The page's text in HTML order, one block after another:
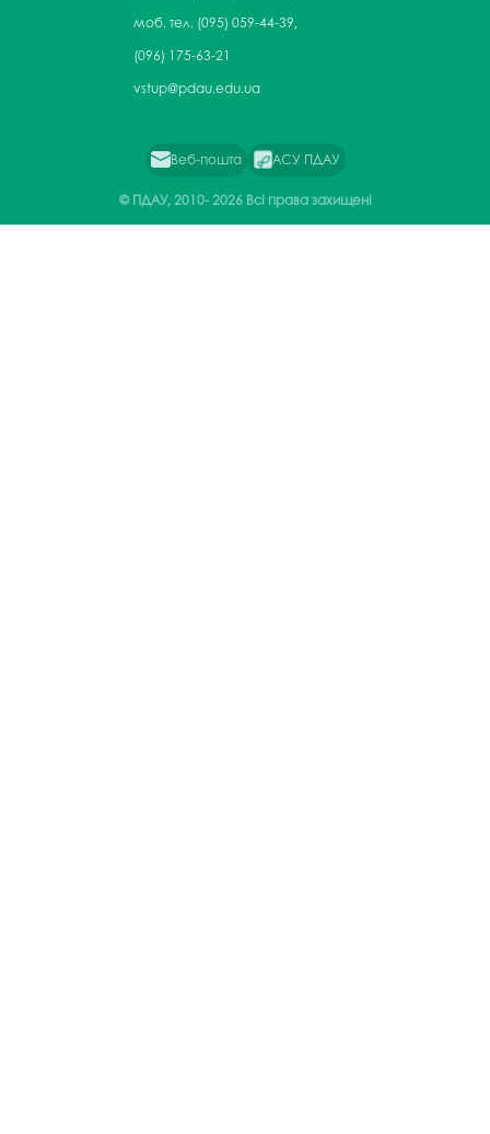
моб. тел. (095) 059-44-39,
(096) 175-63-21
vstup@pdau.edu.ua
Веб-пошта АСУ ПДАУ
© ПДАУ, 2010-2026 Всі права захищені